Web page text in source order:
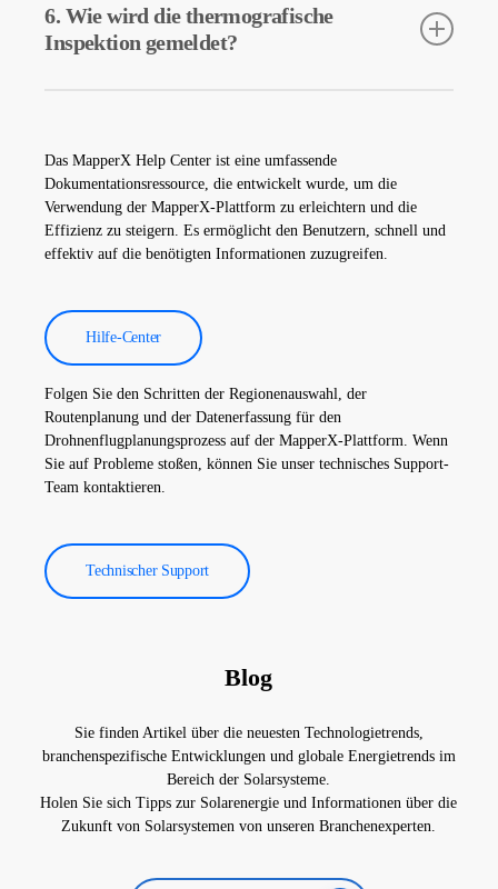
Kameras helfen bei der frühzeitigen Fehlererkennung und
vorbeugenden Wartung.
6. Wie wird die thermografische
Inspektion gemeldet?
Solarkraftwerken zu verbessern und die Betriebskosten zu
senken.
Das MapperX Help Center ist eine umfassende
Dokumentationsressource, die entwickelt wurde, um die
Verwendung der MapperX-Plattform zu erleichtern und die
Effizienz zu steigern. Es ermöglicht den Benutzern, schnell und
effektiv auf die benötigten Informationen zuzugreifen.
Hilfe-Center
Folgen Sie den Schritten der Regionenauswahl, der
Routenplanung und der Datenerfassung für den
Drohnenflugplanungsprozess auf der MapperX-Plattform. Wenn
Sie auf Probleme stoßen, können Sie unser technisches Support-
Team kontaktieren.
Technischer Support
Blog
Sie finden Artikel über die neuesten Technologietrends,
branchenspezifische Entwicklungen und globale Energietrends im
Bereich der Solarsysteme.
Holen Sie sich Tipps zur Solarenergie und Informationen über die
Zukunft von Solarsystemen von unseren Branchenexperten.